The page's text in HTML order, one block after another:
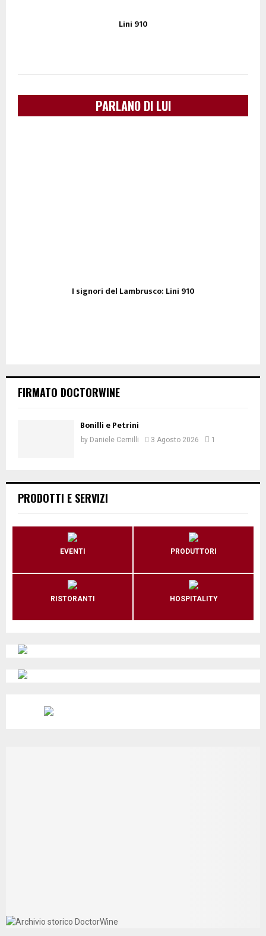
Lini 910
PARLANO DI LUI
I signori del Lambrusco: Lini 910
FIRMATO DOCTORWINE
Bonilli e Petrini
by Daniele Cernilli 3 Agosto 2026 1
PRODOTTI E SERVIZI
EVENTI PRODUTTORI
RISTORANTI HOSPITALITY